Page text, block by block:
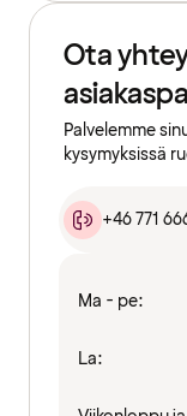
Ota
Palvelemme
kysymyksissä
+46 771
Ma - pe:
La: